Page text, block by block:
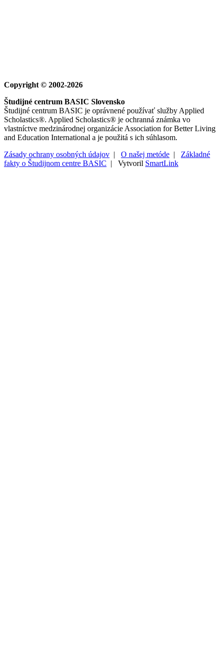
Copyright © 2002-2026
Študijné centrum BASIC Slovensko
Študijné centrum BASIC je oprávnené používať služby Applied
Scholastics®. Applied Scholastics® je ochranná známka vo
vlastníctve medzinárodnej organizácie Association for Better Living
and Education International a je použitá s ich súhlasom.
Zásady ochrany osobných údajov | O našej metóde | Základné
fakty o Študijnom centre BASIC | Vytvoril SmartLink